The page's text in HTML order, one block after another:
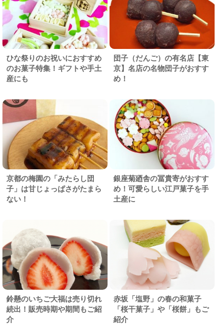
ひな祭りのお祝いにおすすめ
のお菓子特集！ギフトや手土
産にも
団子（だんご）の有名店【東
京】名店の名物団子がおすす
め！
京都の梅園の「みたらし団
子」は甘じょっぱさがたまら
ない！
銀座菊廼舎の冨貴寄がおすす
め！可愛らしい江戸菓子を手
土産に
鈴懸のいちご大福は売り切れ
続出！販売時期や期間もご紹
介
赤坂「塩野」の春の和菓子
「桜干菓子」や「桜餅」もご
紹介